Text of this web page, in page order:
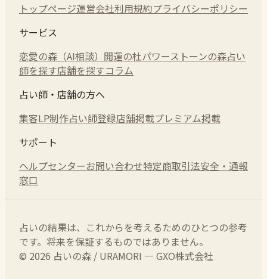
トップページ運営会社利用規約プライバシーポリシー
サービス
恋愛の森（AI相談） 開運の杜パワーストーンの森占い
師を探す店舗を探すコラム
占い師・店舗の方へ
集客LP制作占い師登録店舗掲載プレミアム掲載
サポート
ヘルプセンターお問い合わせ特定商取引法安全・通報
窓口
占いの結果は、これからを考えるためのひとつの参考
です。将来を保証するものではありません。
© 2026 占いの森 / URAMORI — GXO株式会社